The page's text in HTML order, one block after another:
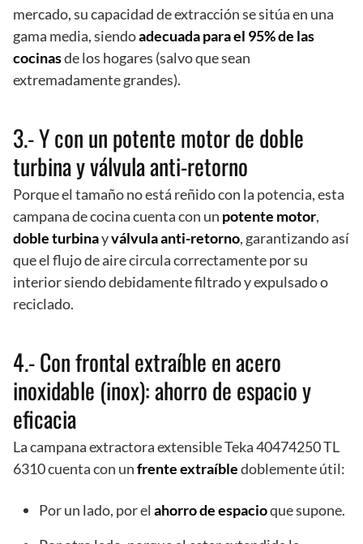
mercado, su capacidad de extracción se sitúa en una
gama media, siendoadecuada para el 95% de las
cocinasde los hogares (salvo que sean
extremadamente grandes).
3.- Y con un potente motor de doble
turbina y válvula anti-retorno
Porque el tamaño no está reñido con la potencia, esta
campana de cocina cuenta con un potente motor,
dobleturbinayválvulaanti-retorno, garantizando así
que el flujo de aire circula correctamente por su
interior siendo debidamente filtrado y expulsado o
reciclado.
4.- Con frontal extraíble en acero
inoxidable (inox): ahorro de espacio y
eficacia
La campana extractora extensible Teka 40474250 TL
6310 cuenta con unfrente extraíbledoblemente útil:
Por un lado, por el ahorro de espacioque supone.